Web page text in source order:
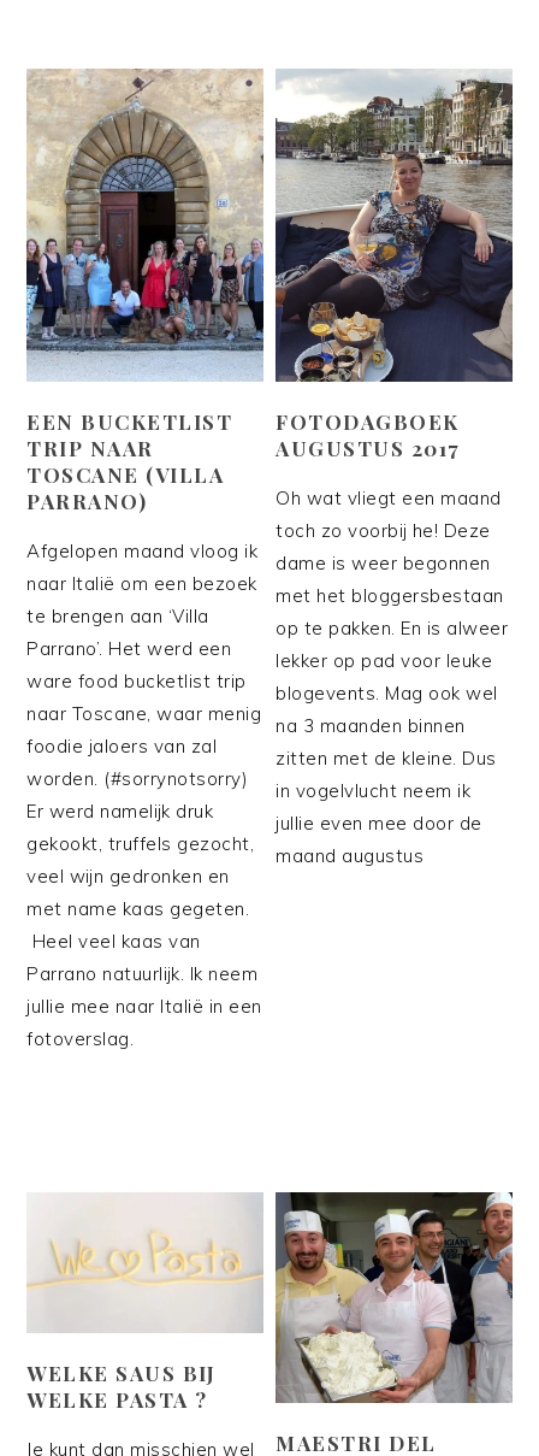
EEN BUCKETLIST
TRIP NAAR
TOSCANE (VILLA
PARRANO)
Afgelopen maand vloog ik
naar Italië om een bezoek
te brengen aan ‘Villa
Parrano’. Het werd een
ware food bucketlist trip
naar Toscane, waar menig
foodie jaloers van zal
worden. (#sorrynotsorry)
Er werd namelijk druk
gekookt, truffels gezocht,
veel wijn gedronken en
met name kaas gegeten.
Heel veel kaas van
Parrano natuurlijk. Ik neem
jullie mee naar Italië in een
fotoverslag.
FOTODAGBOEK
AUGUSTUS 2017
Oh wat vliegt een maand
toch zo voorbij he! Deze
dame is weer begonnen
met het bloggersbestaan
op te pakken. En is alweer
lekker op pad voor leuke
blogevents. Mag ook wel
na 3 maanden binnen
zitten met de kleine. Dus
in vogelvlucht neem ik
jullie even mee door de
maand augustus
WELKE SAUS BIJ
WELKE PASTA ?
Je kunt dan misschien wel MAESTRI DEL